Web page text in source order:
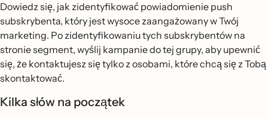
Dowiedz się, jak zidentyfikować powiadomienie push
subskrybenta, który jest wysoce zaangażowany w Twój
marketing. Po zidentyfikowaniu tych subskrybentów na
stronie segment, wyślij kampanie do tej grupy, aby upewnić
się, że kontaktujesz się tylko z osobami, które chcą się z Tobą
skontaktować.
Kilka słów na początek